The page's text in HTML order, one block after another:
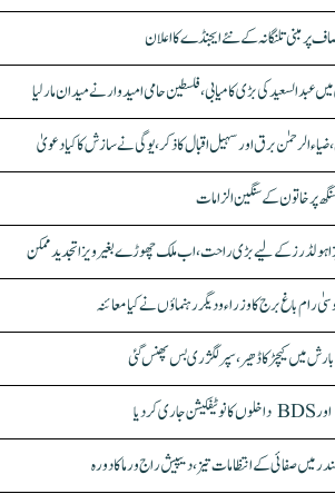
پر مبنی تلنگانہ کے نئے ایجنڈے کا اعلان
کی بڑی کامیابی، فلسطین حامی امیدوار نے میدان مار لیا
الرحمٰن برق اور سہیل اقبال کا ذکر، یوگی نے سازش کا کیا دعویٰ
پر خاتون کے سنگین الزامات
رام باغ برج کا وزراء و دیگر رہنماؤں نے کیا معائنہ
میں کیچڑ کا ڈھیر، سپر لگژری بس پھنس گئی
میں صفائی کے انتظامات تیز، دیپیش راج ورما کا دورہ